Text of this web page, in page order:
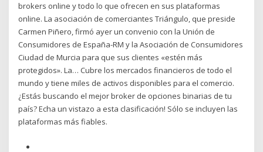
brokers online y todo lo que ofrecen en sus plataformas
online. La asociación de comerciantes Triángulo, que preside
Carmen Piñero, firmó ayer un convenio con la Unión de
Consumidores de España-RM y la Asociación de Consumidores
Ciudad de Murcia para que sus clientes «estén más
protegidos». La… Cubre los mercados financieros de todo el
mundo y tiene miles de activos disponibles para el comercio.
¿Estás buscando el mejor broker de opciones binarias de tu
país? Echa un vistazo a esta clasificación! Sólo se incluyen las
plataformas más fiables.